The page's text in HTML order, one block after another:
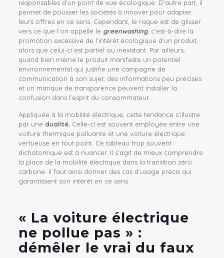
responsables d’un point de vue écologique. D’autre part, il
permet de pousser les sociétés à innover pour adapter
leurs offres en ce sens. Cependant, le risque est de glisser
vers ce que l’on appelle le greenwashing, c’est-à-dire la
promotion excessive de l’intérêt écologique d’un produit,
alors que celui-ci est partiel ou inexistant. Par ailleurs,
quand bien même le produit manifeste un potentiel
environnemental qui justifie une campagne de
communication à son sujet, des informations peu précises
et un manque de transparence peuvent installer la
confusion dans l’esprit du consommateur.
Appliquée à la mobilité électrique, cette tendance s’illustre
par une dualité. Celle-ci est souvent employée entre une
voiture thermique polluante et une voiture électrique
vertueuse en tout point. Ce tableau trop souvent
dichotomique est à nuancer. Il s’agit de mieux comprendre
la place de la mobilité électrique dans la transition zéro
carbone. Il faut ainsi donner des cas d’usage précis qui
garantissent son intérêt en ce sens.
« La voiture électrique
ne pollue pas » :
démêler le vrai du faux